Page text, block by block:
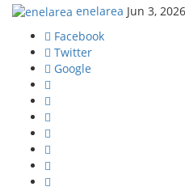
enelarea Jun 3, 2026
Facebook
Twitter
Google